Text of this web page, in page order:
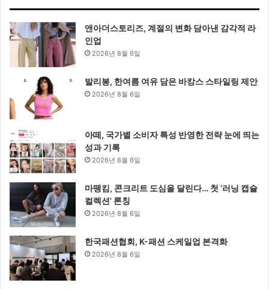
앤아더스토리즈, 계절의 변화 담아낸 감각적 라
인업
2026년 8월 6일
발리봉, 한여름 여유 담은 바캉스 스타일링 제안
2026년 8월 6일
아떼, 국가별 소비자 특성 반영한 전략 눈에 띄는
성과 기록
2026년 8월 6일
마뗑킴, 콘크리트 도심을 달린다… 첫 ‘러닝 캡슐
컬렉션’ 론칭
2026년 8월 6일
한국패션협회, K-패션 스케일업 본격화
2026년 8월 6일